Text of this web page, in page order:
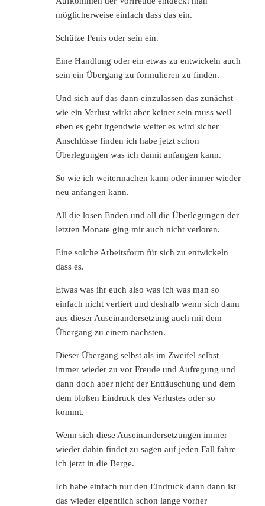
möglicherweise einfach dass das ein.
Schütze Penis oder sein ein.
Eine Handlung oder ein etwas zu entwickeln auch
sein ein Übergang zu formulieren zu finden.
Und sich auf das dann einzulassen das zunächst
wie ein Verlust wirkt aber keiner sein muss weil
eben es geht irgendwie weiter es wird sicher
Anschlüsse finden ich habe jetzt schon
Überlegungen was ich damit anfangen kann.
So wie ich weitermachen kann oder immer wieder
neu anfangen kann.
All die losen Enden und all die Überlegungen der
letzten Monate ging mir auch nicht verloren.
Eine solche Arbeitsform für sich zu entwickeln
dass es.
Etwas was ihr euch also was ich was man so
einfach nicht verliert und deshalb wenn sich dann
aus dieser Auseinandersetzung auch mit dem
Übergang zu einem nächsten.
Dieser Übergang selbst als im Zweifel selbst
immer wieder zu vor Freude und Aufregung und
dann doch aber nicht der Enttäuschung und dem
dem bloßen Eindruck des Verlustes oder so
kommt.
Wenn sich diese Auseinandersetzungen immer
wieder dahin findet zu sagen auf jeden Fall fahre
ich jetzt in die Berge.
Ich habe einfach nur den Eindruck dann dann ist
das wieder eigentlich schon lange vorher